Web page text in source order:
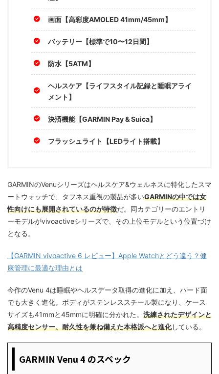
画面【高彩度AMOLED 41mm/45mm】
バッテリー【標準で10〜12日間】
防水【5ATM】
ヘルスケア【ライフスタイル記録と睡眠アライ
メント】
決済機能【GARMIN Pay & Suica】
フラッシュライト【LEDライト搭載】
GARMINのVenuシリーズはヘルスケア&ウェルネスに特化したスマ
ートウォッチで、タフネス重視の製品が多いGARMINの中では女
性向けにも展開されているのが特徴だ。同カテゴリーのエントリ
ーモデルがvivoactiveシリーズで、その上位モデルという位置づけ
となる。
【GARMIN vivoactive 6 レビュー】Apple Watchとどう違う？健
康管理に最適な理由とは
今作のVenu 4は睡眠やヘルスデータ取得の進化に加え、ハード面
でも大きく進化。ボディがステンレススチール製になり、ケース
サイズも41mmと45mmに明確に分かれた。 洗練されたデザインと
高精度センサー、耐久性を兼ね備えた本格派へと進化している。
GARMIN Venu 4 のスペック